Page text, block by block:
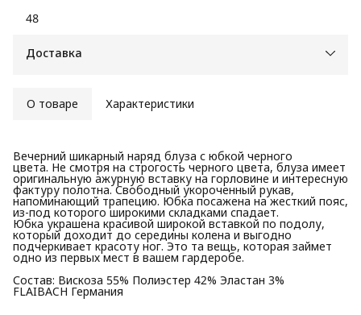
48
Доставка
О товаре Характеристики
Вечерний шикарный наряд блуза с юбкой черного
цвета. Не смотря на строгость черного цвета, блуза имеет
оригинальную ажурную вставку на горловине и интересную
фактуру полотна. Свободный укороченный рукав,
напоминающий трапецию. Юбка посажена на жесткий пояс,
из-под которого широкими складками спадает.
Юбка украшена красивой широкой вставкой по подолу,
который доходит до середины колена и выгодно
подчеркивает красоту ног. Это та вещь, которая займет
одно из первых мест в вашем гардеробе.
Состав: Вискоза 55% Полиэстер 42% Эластан 3%
FLAIBACH Германия